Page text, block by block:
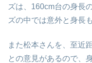
ズは、160cm台の身長
ズの中では意外と身長
また松本さんを、至近
との意見があるので、